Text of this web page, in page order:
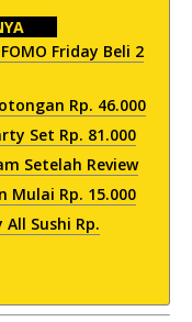
Friday Beli 2
Rp. 46.000
Set Rp. 81.000
Setelah Review
Mulai Rp. 15.000
Sushi Rp.